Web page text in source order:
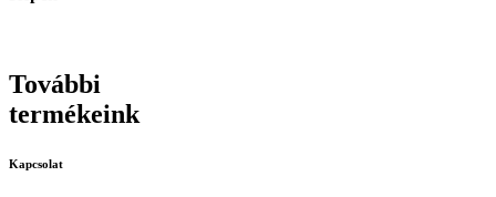
További
termékeink
Kapcsolat